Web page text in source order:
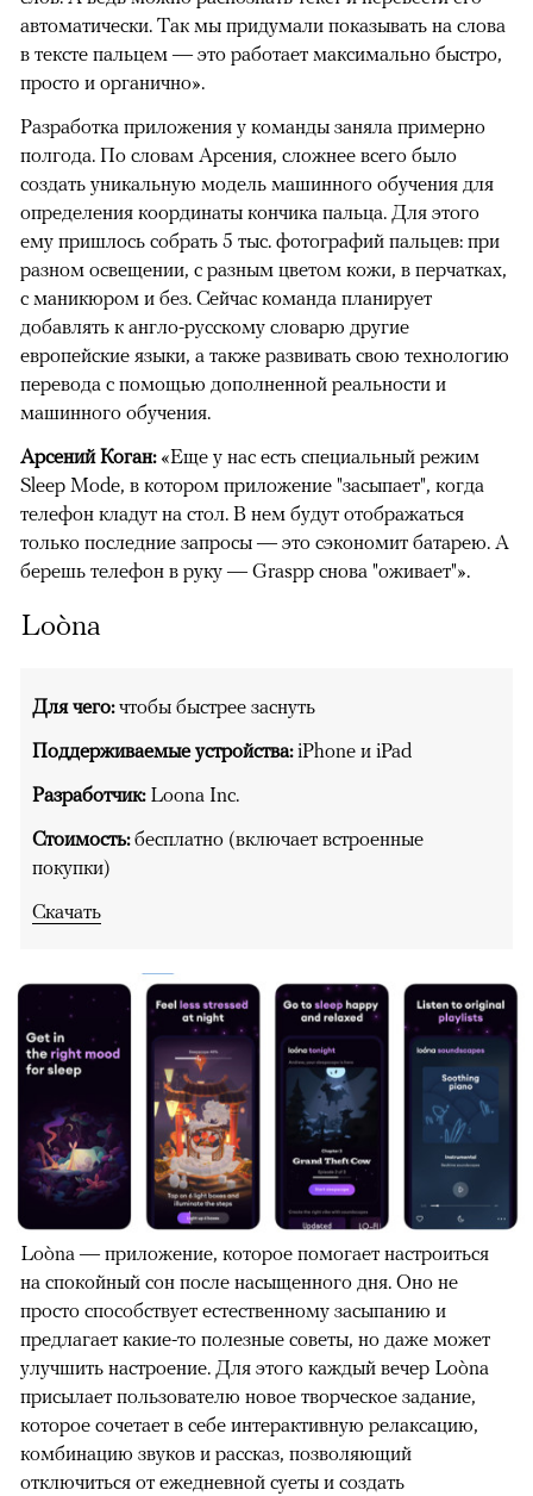
автоматически. Так мы придумали показывать на слова
в тексте пальцем — это работает максимально быстро,
просто и органично».
Разработка приложения у команды заняла примерно
полгода. По словам Арсения, сложнее всего было
создать уникальную модель машинного обучения для
определения координаты кончика пальца. Для этого
ему пришлось собрать 5 тыс. фотографий пальцев: при
разном освещении, с разным цветом кожи, в перчатках,
с маникюром и без. Сейчас команда планирует
добавлять к англо-русскому словарю другие
европейские языки, а также развивать свою технологию
перевода с помощью дополненной реальности и
машинного обучения.
Арсений Коган: «Еще у нас есть специальный режим
Sleep Mode, в котором приложение "засыпает", когда
телефон кладут на стол. В нем будут отображаться
только последние запросы — это сэкономит батарею. А
берешь телефон в руку — Graspp снова "оживает"».
Loòna
Для чего:чтобы быстрее заснуть
Поддерживаемые устройства:iPhone и iPad
Разработчик: Loona Inc.
Стоимость:бесплатно (включает встроенные
покупки)
Скачать
Loòna — приложение, которое помогает настроиться
на спокойный сон после насыщенного дня. Оно не
просто способствует естественному засыпанию и
предлагает какие-то полезные советы, но даже может
улучшить настроение. Для этого каждый вечер Loòna
присылает пользователю новое творческое задание,
которое сочетает в себе интерактивную релаксацию,
комбинацию звуков и рассказ, позволяющий
отключиться от ежедневной суеты и создать